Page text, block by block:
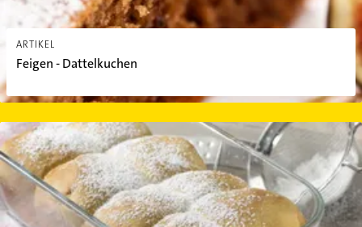
ARTIKEL
Feigen - Dattelkuchen
Bayerische Rohrnudeln mit Zuckerkruste